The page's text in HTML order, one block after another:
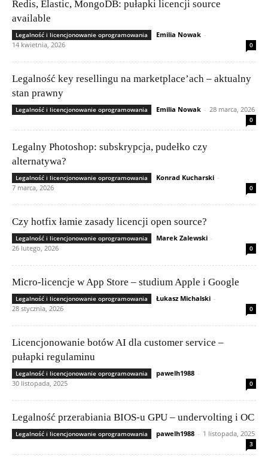
Redis, Elastic, MongoDB: pułapki licencji source
available
Legalność i licencjonowanie oprogramowania Emilia Nowak -
14 kwietnia, 2026
0
Legalność key resellingu na marketplace’ach – aktualny
stan prawny
Legalność i licencjonowanie oprogramowania Emilia Nowak - 28 marca, 2026
0
Legalny Photoshop: subskrypcja, pudełko czy
alternatywa?
Legalność i licencjonowanie oprogramowania Konrad Kucharski -
7 marca, 2026
0
Czy hotfix łamie zasady licencji open source?
Legalność i licencjonowanie oprogramowania Marek Zalewski -
26 lutego, 2026
0
Micro-licencje w App Store – studium Apple i Google
Legalność i licencjonowanie oprogramowania Łukasz Michalski -
28 stycznia, 2026
0
Licencjonowanie botów AI dla customer service –
pułapki regulaminu
Legalność i licencjonowanie oprogramowania pawelh1988 -
30 listopada, 2025
0
Legalność przerabiania BIOS-u GPU – undervolting i OC
Legalność i licencjonowanie oprogramowania pawelh1988 - 1 listopada, 2025
3